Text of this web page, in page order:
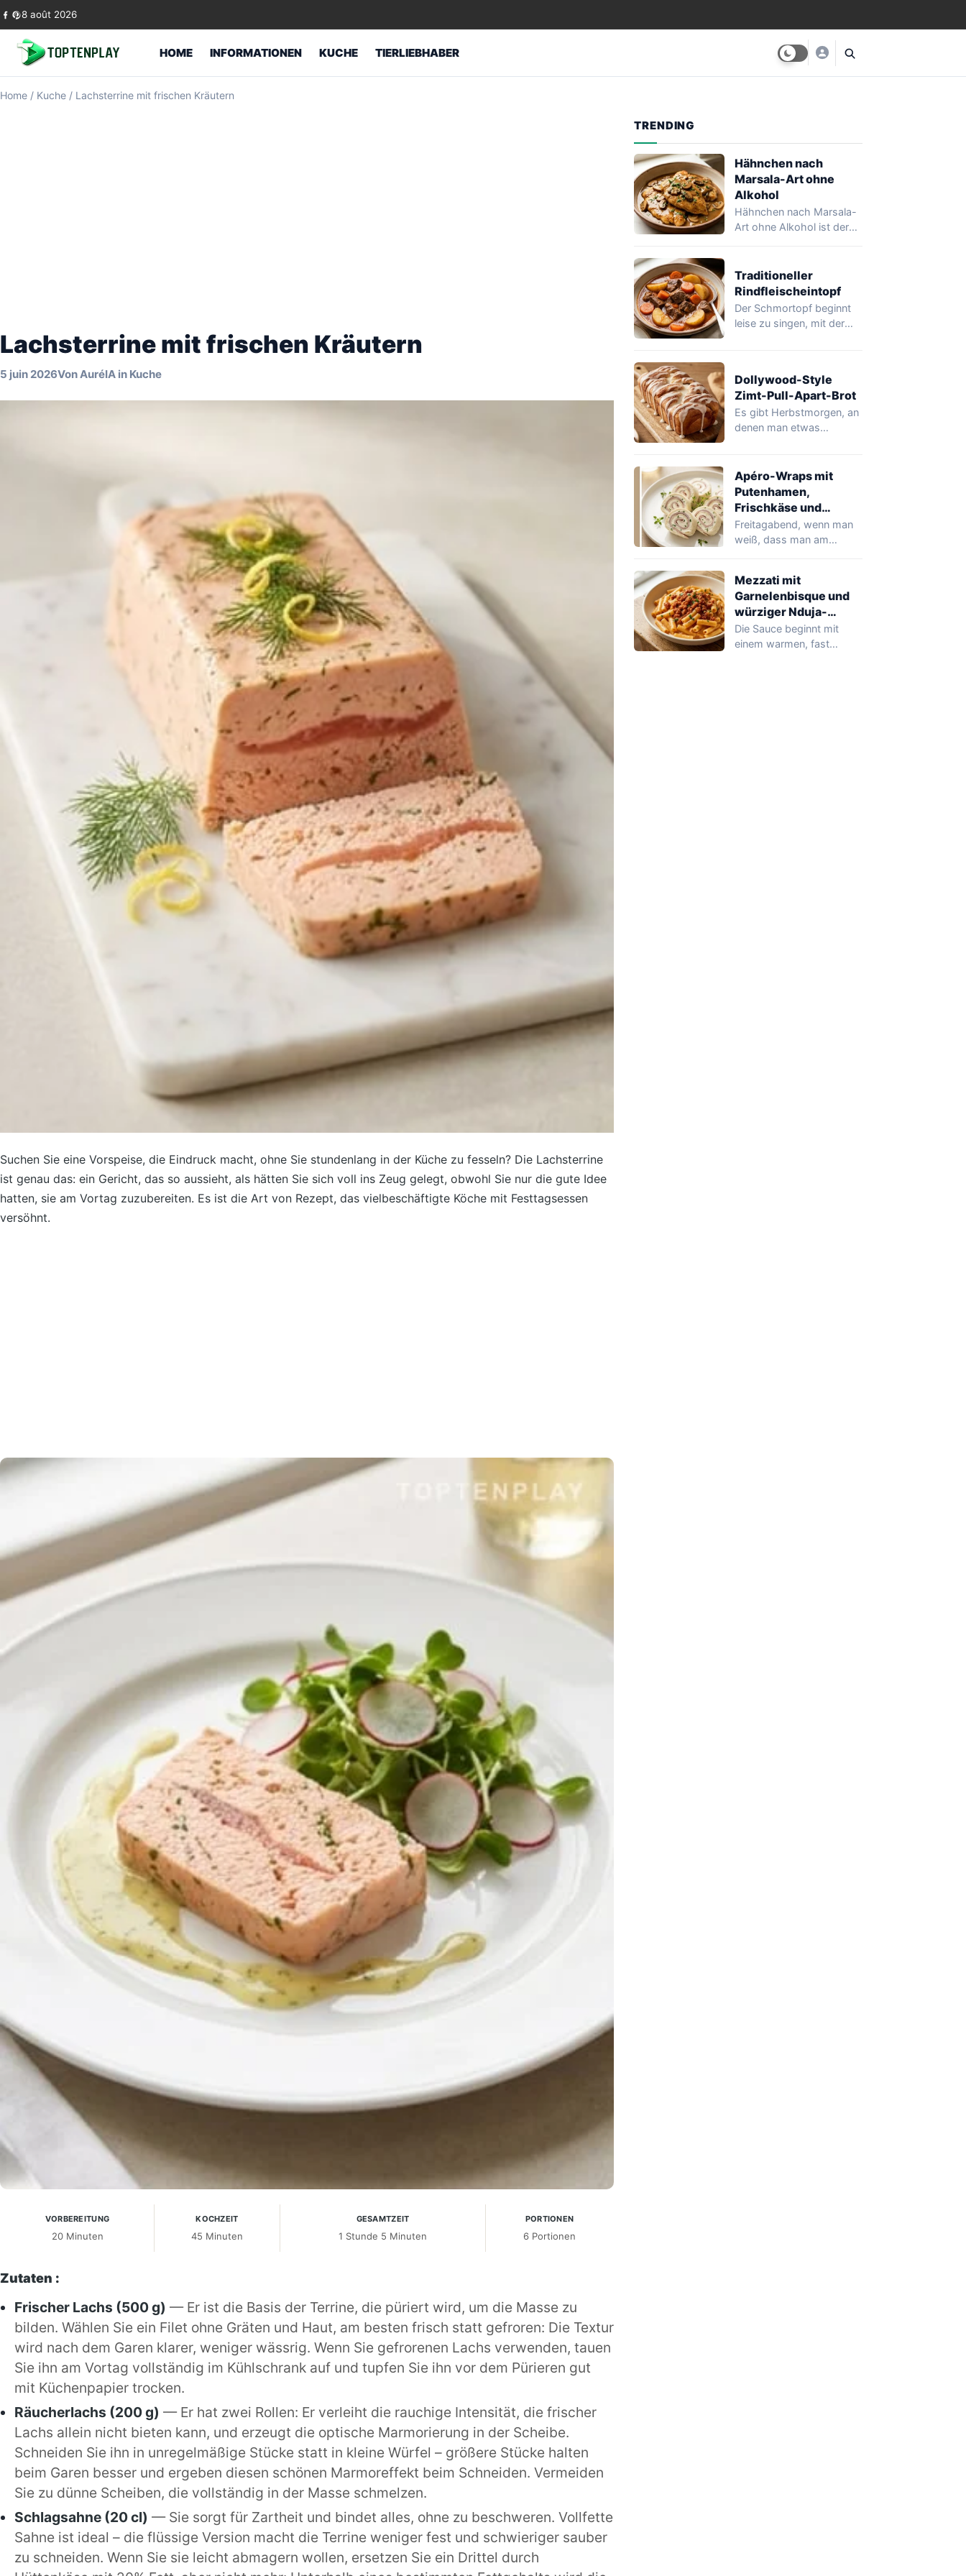
Skip to content
8 août 2026
HOME INFORMATIONEN KUCHE TIERLIEBHABER
Home / Kuche / Lachsterrine mit frischen Kräutern
Lachsterrine mit frischen Kräutern
5 juin 2026VonAuréIA in Kuche
Suchen Sie eine Vorspeise, die Eindruck macht, ohne Sie stundenlang in der Küche zu fesseln? Die Lachsterrine
ist genau das: ein Gericht, das so aussieht, als hätten Sie sich voll ins Zeug gelegt, obwohl Sie nur die gute Idee
hatten, sie am Vortag zuzubereiten. Es ist die Art von Rezept, das vielbeschäftigte Köche mit Festtagsessen
versöhnt.
VORBEREITUNG
20 Minuten
KOCHZEIT
45 Minuten
GESAMTZEIT
1 Stunde 5 Minuten
PORTIONEN
6 Portionen
Zutaten :
Frischer Lachs (500 g) — Er ist die Basis der Terrine, die püriert wird, um die Masse zu
bilden. Wählen Sie ein Filet ohne Gräten und Haut, am besten frisch statt gefroren: Die Textur
wird nach dem Garen klarer, weniger wässrig. Wenn Sie gefrorenen Lachs verwenden, tauen
Sie ihn am Vortag vollständig im Kühlschrank auf und tupfen Sie ihn vor dem Pürieren gut
mit Küchenpapier trocken.
Räucherlachs (200 g) — Er hat zwei Rollen: Er verleiht die rauchige Intensität, die frischer
Lachs allein nicht bieten kann, und erzeugt die optische Marmorierung in der Scheibe.
Schneiden Sie ihn in unregelmäßige Stücke statt in kleine Würfel – größere Stücke halten
beim Garen besser und ergeben diesen schönen Marmoreffekt beim Schneiden. Vermeiden
Sie zu dünne Scheiben, die vollständig in der Masse schmelzen.
Schlagsahne (20 cl) — Sie sorgt für Zartheit und bindet alles, ohne zu beschweren. Vollfette
Sahne ist ideal – die flüssige Version macht die Terrine weniger fest und schwieriger sauber
zu schneiden. Wenn Sie sie leicht abmagern wollen, ersetzen Sie ein Drittel durch
TRENDING
Hähnchen nach
Marsala-Art ohne
Alkohol
Hähnchen nach Marsala-
Art ohne Alkohol ist der
Traditioneller
Rindfleischeintopf
Der Schmortopf beginnt
leise zu singen, mit der
Dollywood-Style
Zimt-Pull-Apart-Brot
Es gibt Herbstmorgen, an
denen man etwas
Apéro-Wraps mit
Putenhamen,
Frischkäse und
Schnittlauch
Freitagabend, wenn man
weiß, dass man am
Mezzati mit
Garnelenbisque und
würziger Nduja-
Alternative
Die Sauce beginnt mit
einem warmen, fast